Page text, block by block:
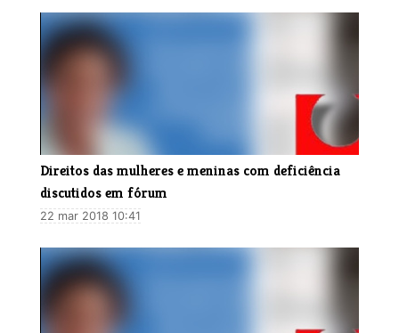
Direitos das mulheres e meninas com deficiência
discutidos em fórum
22 mar 2018 10:41